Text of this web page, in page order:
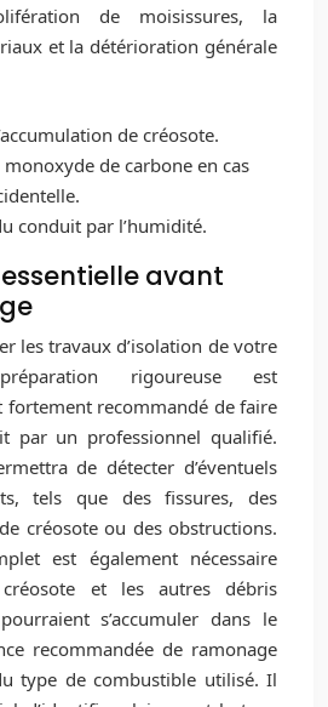
de moisissures, la
et la détérioration générale
de créosote.
de carbone en cas
conduit par l’humidité.
avant
les travaux d’isolation de votre
rigoureuse est
fortement recommandé de faire
par un professionnel qualifié.
de détecter d’éventuels
tels que des fissures, des
créosote ou des obstructions.
est également nécessaire
et les autres débris
s’accumuler dans le
recommandée de ramonage
type de combustible utilisé. Il